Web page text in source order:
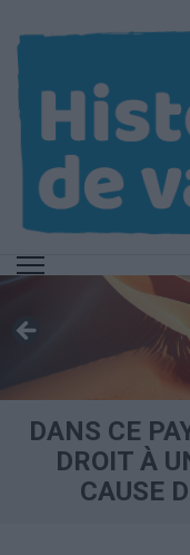
contenu
(Pressez
Entrée)
DANS CE
DROIT À
CAUSE